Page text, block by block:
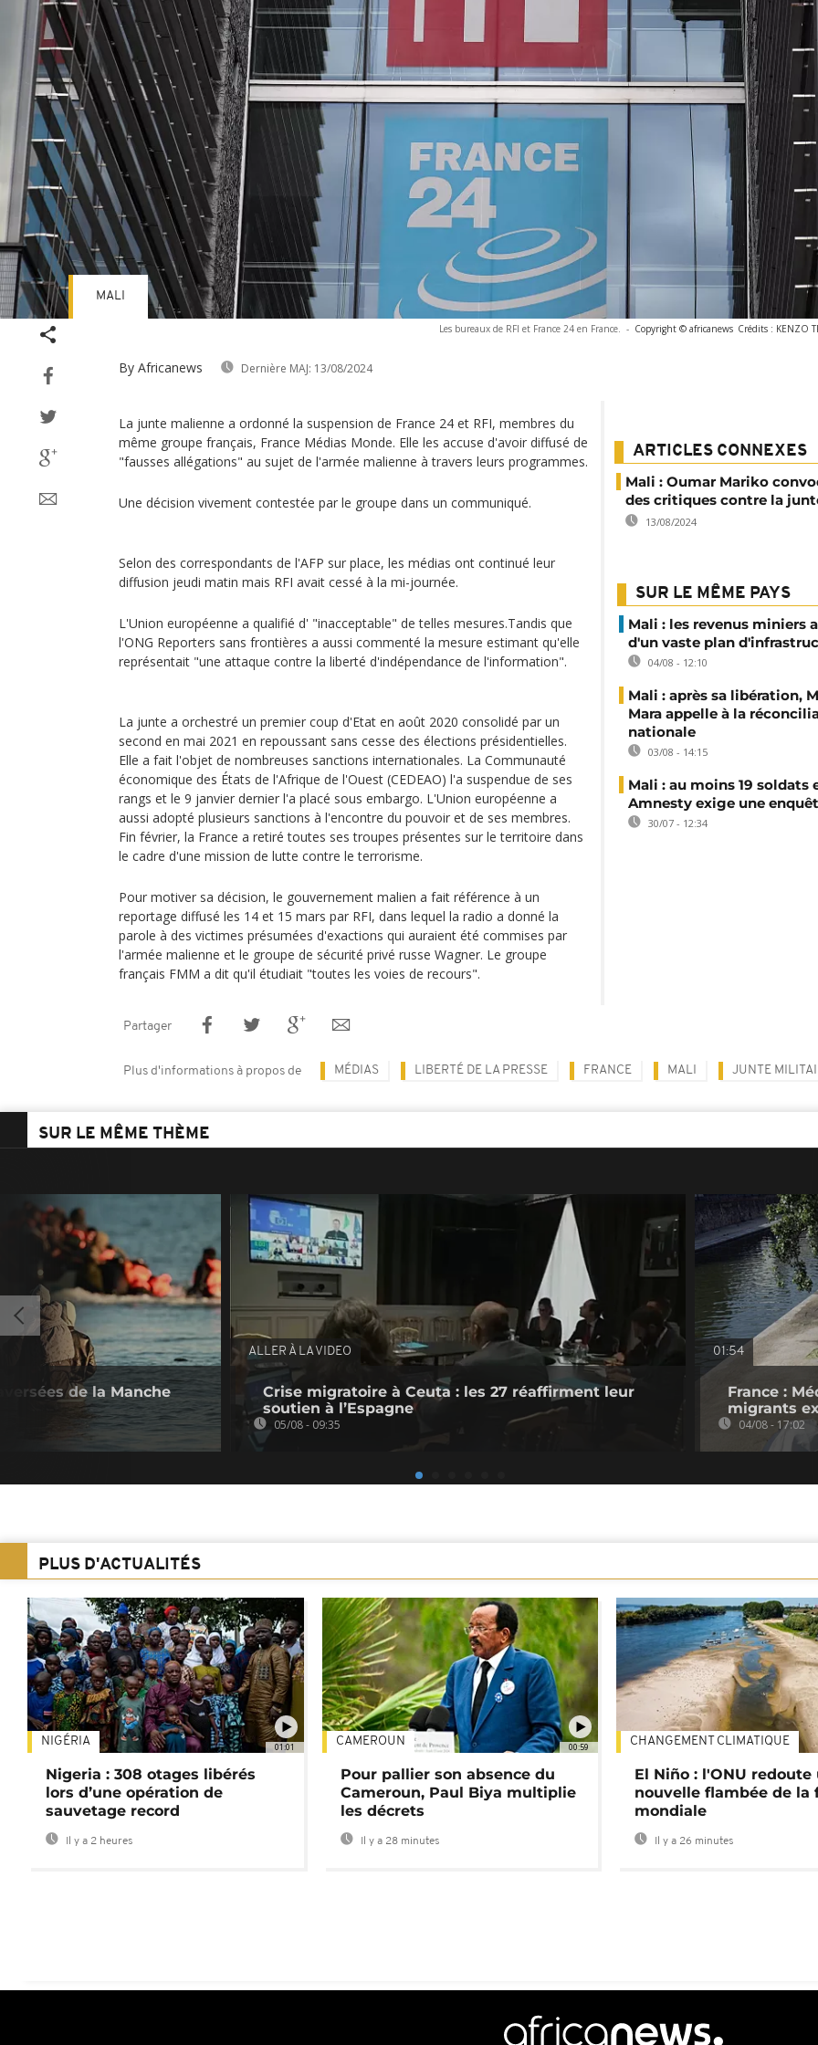
Les bureaux de RFI et France 24 en France. - Copyright © africanews Crédits : KENZO
By Africanews Dernière MAJ: 13/08/2024
MALI
La junte malienne a ordonné la suspension de France 24 et RFI, membres du
même groupe français, France Médias Monde. Elle les accuse d'avoir diffusé de
"fausses allégations" au sujet de l'armée malienne à travers leurs programmes.
Une décision vivement contestée par le groupe dans un communiqué.
Selon des correspondants de l'AFP sur place, les médias ont continué leur
diffusion jeudi matin mais RFI avait cessé à la mi-journée.
L'Union européenne a qualifié d' "inacceptable" de telles mesures.Tandis que
l'ONG Reporters sans frontières a aussi commenté la mesure estimant qu'elle
représentait "une attaque contre la liberté d'indépendance de l'information".
La junte a orchestré un premier coup d'Etat en août 2020 consolidé par un
second en mai 2021 en repoussant sans cesse des élections présidentielles.
Elle a fait l'objet de nombreuses sanctions internationales. La Communauté
économique des États de l'Afrique de l'Ouest (CEDEAO) l'a suspendue de ses
rangs et le 9 janvier dernier l'a placé sous embargo. L'Union européenne a
aussi adopté plusieurs sanctions à l'encontre du pouvoir et de ses membres.
Fin février, la France a retiré toutes ses troupes présentes sur le territoire dans
le cadre d'une mission de lutte contre le terrorisme.
Pour motiver sa décision, le gouvernement malien a fait référence à un
reportage diffusé les 14 et 15 mars par RFI, dans lequel la radio a donné la
parole à des victimes présumées d'exactions qui auraient été commises par
l'armée malienne et le groupe de sécurité privé russe Wagner. Le groupe
français FMM a dit qu'il étudiait "toutes les voies de recours".
ARTICLES CONNEXES
Mali : Oumar Mariko
des critiques contre la
13/08/2024
SUR LE MÊME PAYS
Mali : les revenus miniers
d'un vaste plan
04/08 - 12:10
Mali : après sa libération,
Mara appelle à la
nationale
03/08 - 14:15
Mali : au moins 19 soldats
Amnesty exige une
30/07 - 12:34
Partager
Plus d'informations à propos de MÉDIAS LIBERTÉ DE LA PRESSE FRANCE MALI JUNTE
SUR LE MÊME THÈME
de la Manche
ALLER À LA VIDEO
Crise migratoire à Ceuta : les 27 réaffirment leur
soutien à l’Espagne
05/08 - 09:35
01:54
France :
migrants
04/08 - 17:02
PLUS D'ACTUALITÉS
01:01
NIGÉRIA
Nigeria : 308 otages libérés
lors d’une opération de
sauvetage record
Il y a 2 heures
00:59
CAMEROUN
Pour pallier son absence du
Cameroun, Paul Biya multiplie
les décrets
Il y a 28 minutes
CHANGEMENT CLIMATIQUE
El Niño : l'ONU redoute
nouvelle flambée de la
mondiale
Il y a 26 minutes